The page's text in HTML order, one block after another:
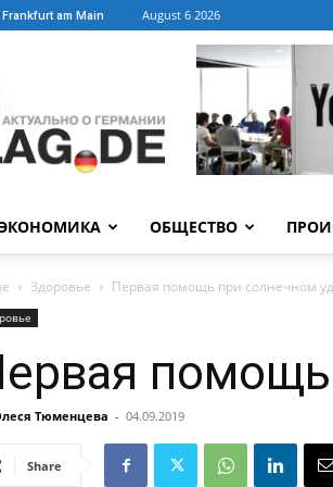
am Main August 6 2026
ОБЩЕСТВО
Здоровье Первая помощь при солнечном
Тюменцева - 04.09.2019
Share